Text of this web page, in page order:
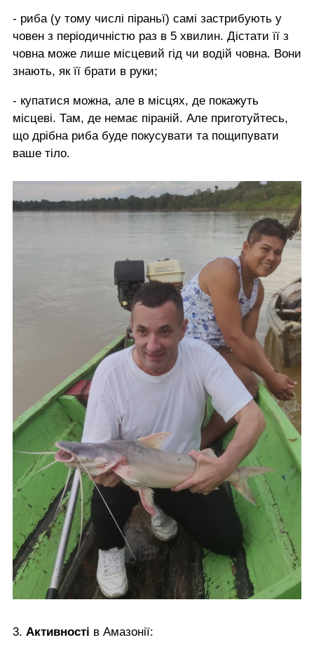
- риба (у тому числі піраньї) самі застрибують у
човен з періодичністю раз в 5 хвилин. Дістати її з
човна може лише місцевий гід чи водій човна. Вони
знають, як її брати в руки;
- купатися можна, але в місцях, де покажуть
місцеві. Там, де немає піраній. Але приготуйтесь,
що дрібна риба буде покусувати та пощипувати
ваше тіло.
3. Активності в Амазонії: